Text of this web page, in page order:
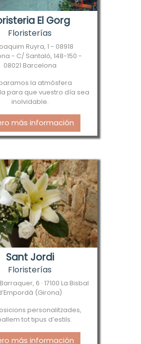
El Gorg
Floristerías
Ruyra, 1 - 08918
- C/ Santaló, 148-150 -
08021 Barcelona
la atmósfera
para que vuestro día sea
inolvidable.
más información
Sant Jordi
Floristerías
6 · 17100 La Bisbal
(Girona)
personalitzades,
tot tipus d’estils.
más información